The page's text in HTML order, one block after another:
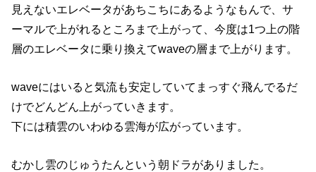
見えないエレベータがあちこちにあるようなもんで、サ
ーマルで上がれるところまで上がって、今度は1つ上の階
層のエレベータに乗り換えてwaveの層まで上がります。
waveにはいると気流も安定していてまっすぐ飛んでるだ
けでどんどん上がっていきます。
下には積雲のいわゆる雲海が広がっています。
むかし雲のじゅうたんという朝ドラがありました。